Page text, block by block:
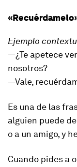
Ejemplo
—¿Te apetece
nosotros?
—Vale,
Es una de las
alguien puede
o a un amigo, y
Cuando pides a